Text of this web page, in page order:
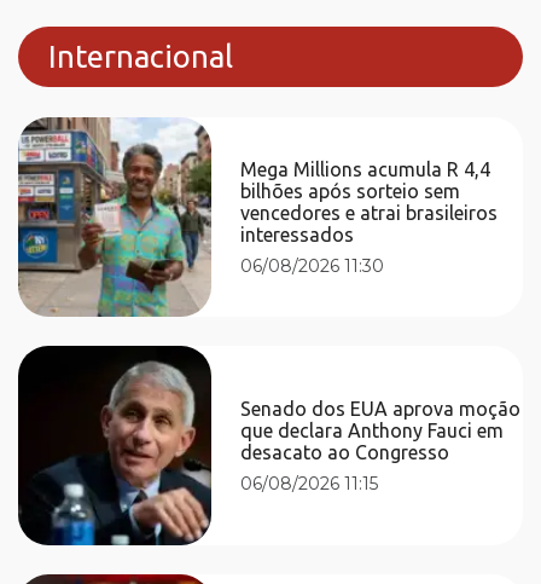
Internacional
Mega Millions acumula R 4,4
bilhões após sorteio sem
vencedores e atrai brasileiros
interessados
06/08/2026 11:30
Senado dos EUA aprova moção
que declara Anthony Fauci em
desacato ao Congresso
06/08/2026 11:15